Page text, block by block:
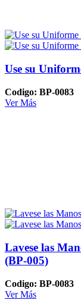
Use su
Codigo: BP-0083
Ver Más
Lavese las
(BP-005)
Codigo: BP-0083
Ver Más